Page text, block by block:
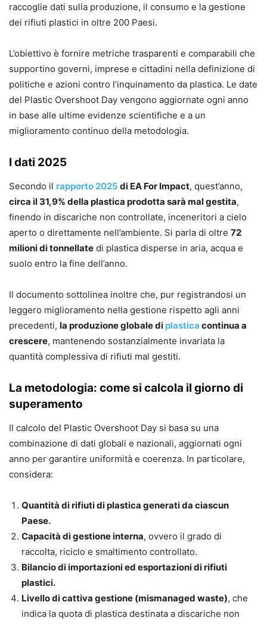
raccoglie dati sulla produzione, il consumo e la gestione
dei rifiuti plastici in oltre 200 Paesi.
L’obiettivo è fornire metriche trasparenti e comparabili che
supportino governi, imprese e cittadini nella definizione di
politiche e azioni contro l’inquinamento da plastica. Le date
del Plastic Overshoot Day vengono aggiornate ogni anno
in base alle ultime evidenze scientifiche e a un
miglioramento continuo della metodologia.
I dati 2025
Secondo il rapporto 2025 di EA For Impact, quest’anno,
circa il 31,9% della plastica prodotta sarà mal gestita,
finendo in discariche non controllate, inceneritori a cielo
aperto o direttamente nell’ambiente. Si parla di oltre 72
milioni di tonnellate di plastica disperse in aria, acqua e
suolo entro la fine dell’anno.
Il documento sottolinea inoltre che, pur registrandosi un
leggero miglioramento nella gestione rispetto agli anni
precedenti, la produzione globale di plastica continua a
crescere, mantenendo sostanzialmente invariata la
quantità complessiva di rifiuti mal gestiti.
La metodologia: come si calcola il giorno di
superamento
Il calcolo del Plastic Overshoot Day si basa su una
combinazione di dati globali e nazionali, aggiornati ogni
anno per garantire uniformità e coerenza. In particolare,
considera:
Quantità di rifiuti di plastica generati da ciascun
Paese.
Capacità di gestione interna, ovvero il grado di
raccolta, riciclo e smaltimento controllato.
Bilancio di importazioni ed esportazioni di rifiuti
plastici.
Livello di cattiva gestione (mismanaged waste), che
indica la quota di plastica destinata a discariche non